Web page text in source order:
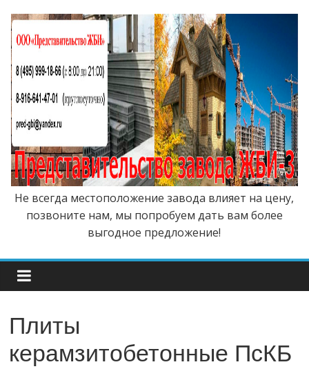
Не всегда местоположение завода влияет на цену,
позвоните нам, мы попробуем дать вам более
выгодное предложение!
Плиты
керамзитобетонные ПсКБ